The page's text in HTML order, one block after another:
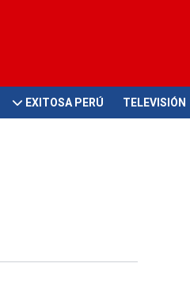
EXITOSA PERÚ TELEVISIÓN